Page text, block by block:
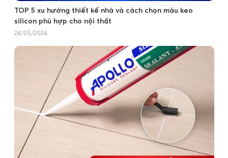
TOP 5 xu hướng thiết kế nhà và cách chọn màu keo
silicon phù hợp cho nội thất
24/05/2024